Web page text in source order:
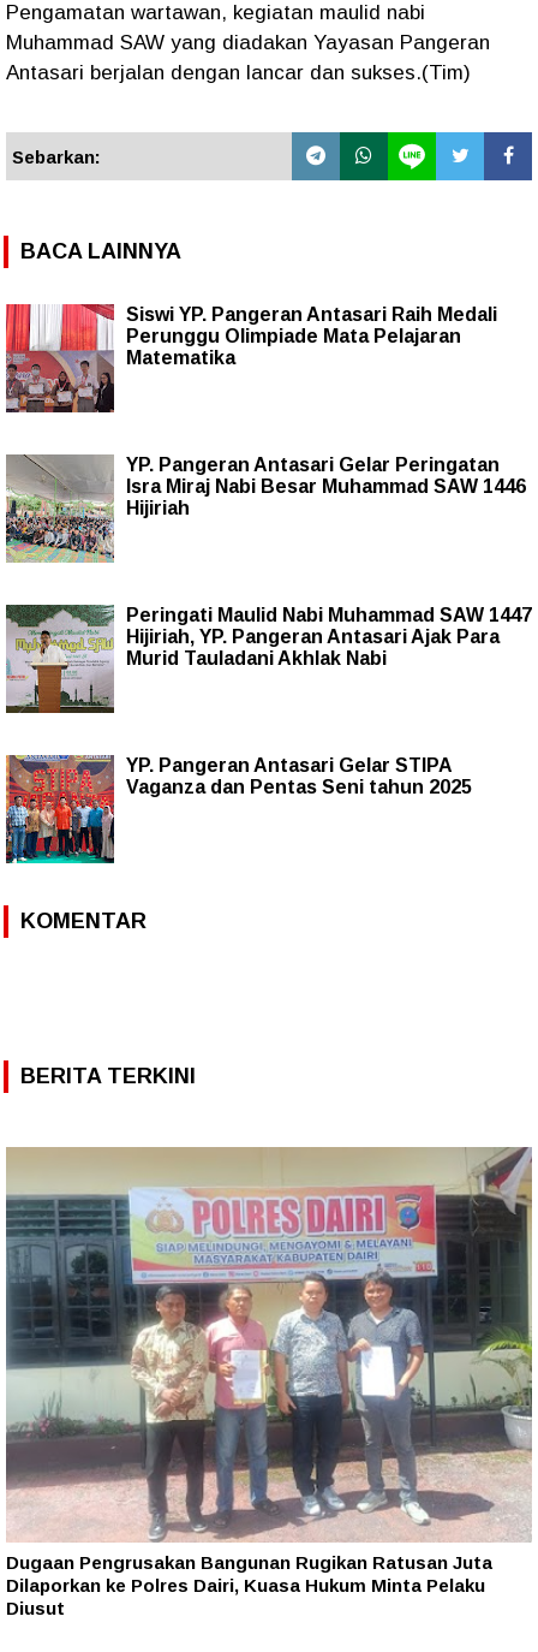
Pengamatan wartawan, kegiatan maulid nabi
Muhammad SAW yang diadakan Yayasan Pangeran
Antasari berjalan dengan lancar dan sukses.(Tim)
Sebarkan:
BACA LAINNYA
Siswi YP. Pangeran Antasari Raih Medali
Perunggu Olimpiade Mata Pelajaran
Matematika
YP. Pangeran Antasari Gelar Peringatan
Isra Miraj Nabi Besar Muhammad SAW 1446
Hijiriah
Peringati Maulid Nabi Muhammad SAW 1447
Hijiriah, YP. Pangeran Antasari Ajak Para
Murid Tauladani Akhlak Nabi
YP. Pangeran Antasari Gelar STIPA
Vaganza dan Pentas Seni tahun 2025
KOMENTAR
BERITA TERKINI
Dugaan Pengrusakan Bangunan Rugikan Ratusan Juta
Dilaporkan ke Polres Dairi, Kuasa Hukum Minta Pelaku
Diusut